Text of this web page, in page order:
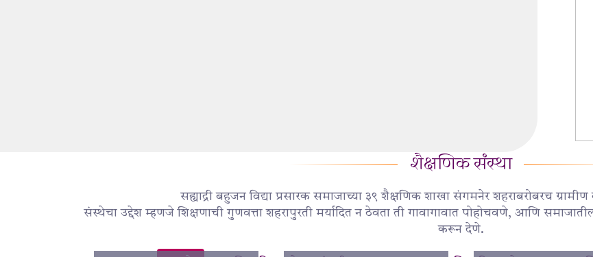
शैक्षणिक संस्था
सह्याद्री बहुजन विद्या प्रसारक समाजाच्या ३९ शैक्षणिक शाखा संगमनेर शहराबरोबरच
संस्थेचा उद्देश म्हणजे शिक्षणाची गुणवत्ता शहरापुरती मर्यादित न ठेवता ती गावागावात पोहोचवणे, आणि समाजातील
करून देणे.